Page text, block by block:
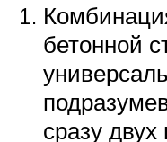
бетонной
сразу